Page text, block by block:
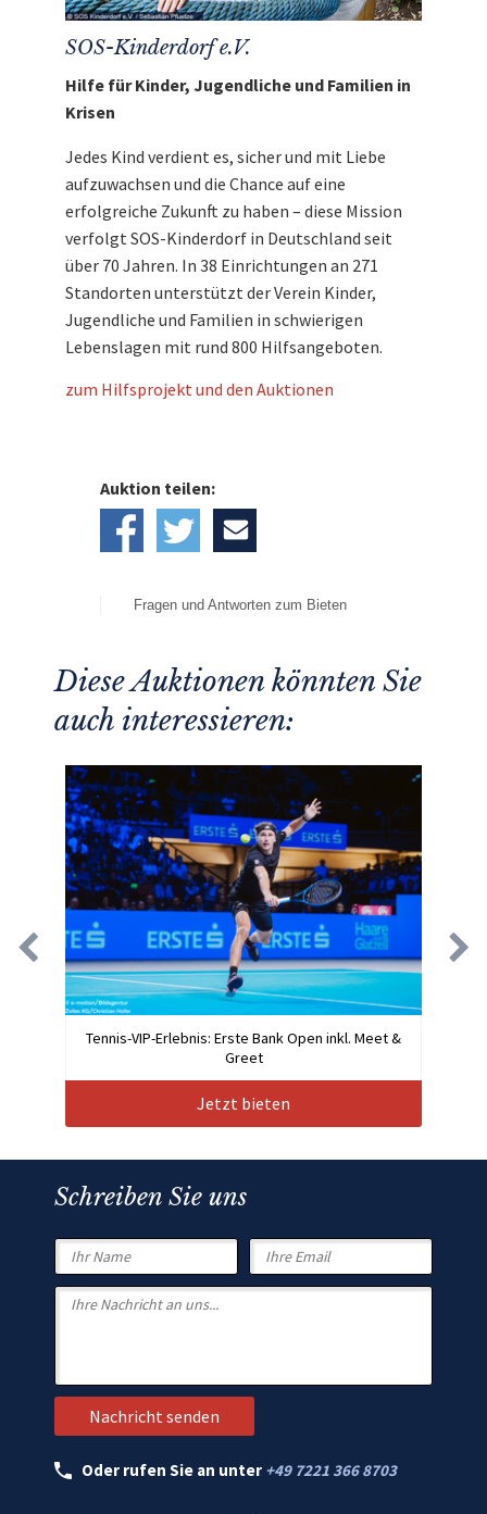
SOS-Kinderdorf e.V.
Hilfe für Kinder, Jugendliche und Familien in
Krisen
Jedes Kind verdient es, sicher und mit Liebe
aufzuwachsen und die Chance auf eine
erfolgreiche Zukunft zu haben – diese Mission
verfolgt SOS-Kinderdorf in Deutschland seit
über 70 Jahren. In 38 Einrichtungen an 271
Standorten unterstützt der Verein Kinder,
Jugendliche und Familien in schwierigen
Lebenslagen mit rund 800 Hilfsangeboten.
zum Hilfsprojekt und den Auktionen
Auktion teilen:
Fragen und Antworten zum Bieten
Diese Auktionen könnten Sie
auch interessieren:
Tennis-VIP-Erlebnis: Erste Bank Open inkl. Meet &
Greet
Jetzt bieten
Schreiben Sie uns
Oder rufen Sie an unter +49 7221 366 8703